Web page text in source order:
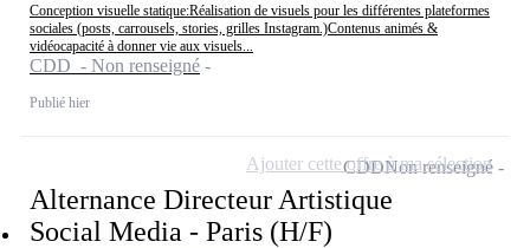
Conception visuelle statique:Réalisation de visuels pour les différentes plateformes
sociales (posts, carrousels, stories, grilles Instagram.)Contenus animés &
vidéocapacité à donner vie aux visuels...
CDD - Non renseigné
Publié hier
Alternance Directeur Artistique
Social Media - Paris (H/F)
CDDNon renseigné
Ajouter cette offre à ma sélection